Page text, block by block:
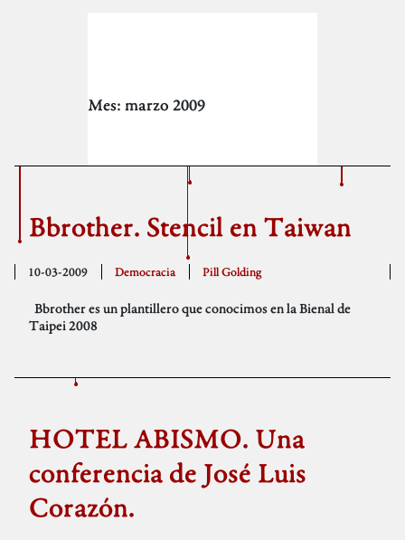
Mes: marzo 2009
Bbrother. Stencil en Taiwan
10-03-2009 Democracia Pill Golding
Bbrother es un plantillero que conocimos en la Bienal de
Taipei 2008
HOTEL ABISMO. Una
conferencia de José Luis
Corazón.